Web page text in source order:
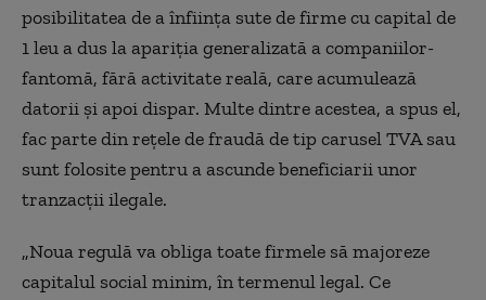
posibilitatea de a înființa sute de firme cu capital de
1 leu a dus la apariția generalizată a companiilor-
fantomă, fără activitate reală, care acumulează
datorii și apoi dispar. Multe dintre acestea, a spus el,
fac parte din rețele de fraudă de tip carusel TVA sau
sunt folosite pentru a ascunde beneficiarii unor
tranzacții ilegale.
„Noua regulă va obliga toate firmele să majoreze
capitalul social minim, în termenul legal. Ce